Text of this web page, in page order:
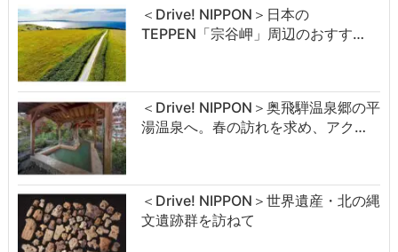
＜Drive! NIPPON＞日本の
TEPPEN「宗谷岬」周辺のおすす…
＜Drive! NIPPON＞奥飛騨温泉郷の平
湯温泉へ。春の訪れを求め、アク…
＜Drive! NIPPON＞世界遺産・北の縄
文遺跡群を訪ねて